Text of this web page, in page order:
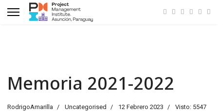
Memoria 2021-2022
RodrigoAmarilla Uncategorised 12 Febrero 2023 Visto: 5547